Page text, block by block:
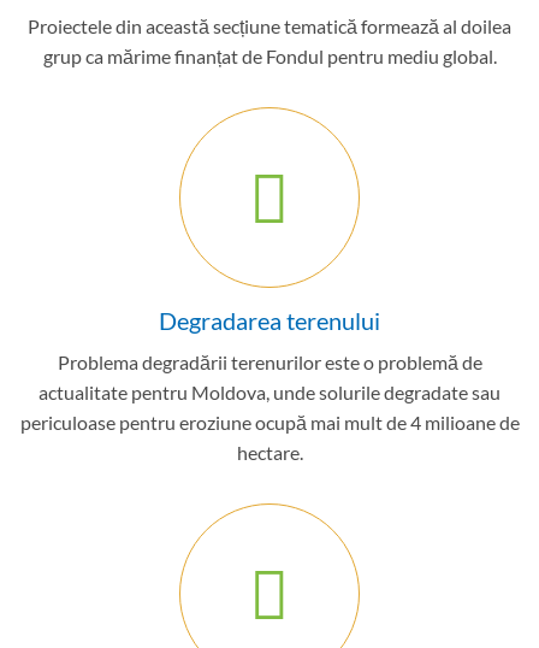
Proiectele din această secțiune tematică formează al doilea
grup ca mărime finanțat de Fondul pentru mediu global.
Degradarea terenului
Problema degradării terenurilor este o problemă de
actualitate pentru Moldova, unde solurile degradate sau
periculoase pentru eroziune ocupă mai mult de 4 milioane de
hectare.